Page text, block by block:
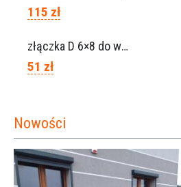
115 zł
złączka D 6×8 do węża, Ref. 0113.0106
51 zł
Nowości